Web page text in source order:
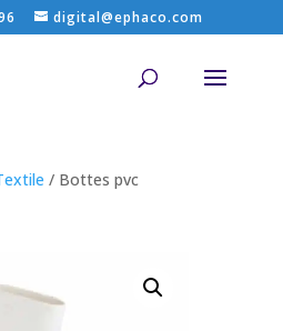
digital@ephaco.com
/ Bottes pvc